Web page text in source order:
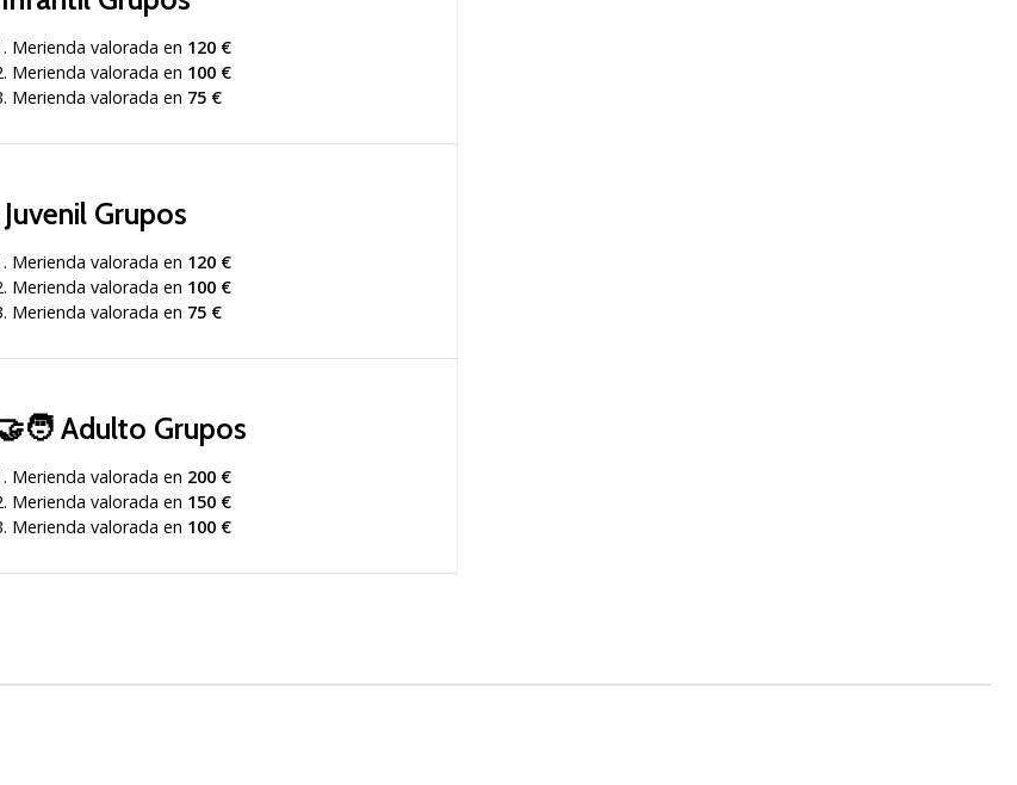
Merienda valorada en 120 €
Merienda valorada en 100 €
Merienda valorada en 75 €
Juvenil Grupos
Merienda valorada en 120 €
Merienda valorada en 100 €
Merienda valorada en 75 €
Adulto Grupos
Merienda valorada en 200 €
Merienda valorada en 150 €
Merienda valorada en 100 €